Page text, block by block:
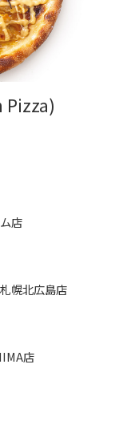
Pizza)
店
幌北広島店
店